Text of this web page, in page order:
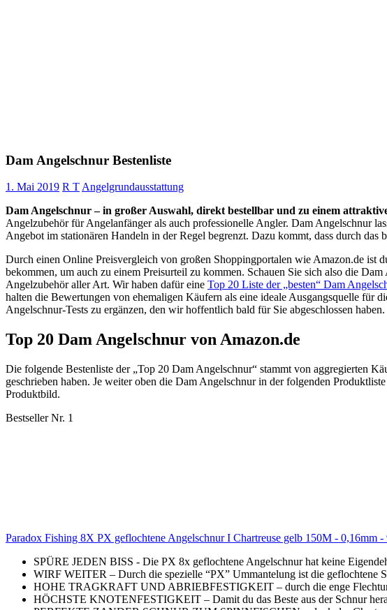
Dam Angelschnur Bestenliste
1. Mai 2019 R TAngelgrundausstattung
Dam Angelschnur – in großer Auswahl, direkt bestellbar und zu einem
Angelzubehör für Angelanfänger als auch professionelle Angler. Dam Angelschnur
Angebot im stationären Handeln in der Regel begrenzt. Dazu kommt, dass durch
Durch einen Online Preisvergleich von großen Shoppingportalen wie Amazon.de ist
bekommen, um auch zu einem Preisurteil zu kommen. Schauen Sie sich also die
Angelzubehör aller Art. Wir haben dafür eine Top 20 Liste der „besten“ Dam
halten die Bewertungen von ehemaligen Käufern als eine ideale Ausgangsquelle für
Angelschnur-Tests zu ergänzen, den wir hoffentlich bald für Sie abgeschlossen haben.
Top 20 Dam Angelschnur von Amazon.de
Die folgende Bestenliste der „Top 20 Dam Angelschnur“ stammt von aggregierten
geschrieben haben. Je weiter oben die Dam Angelschnur in der folgenden
Produktbild.
Bestseller Nr. 1
Paradox Fishing 8X PX geflochtene Angelschnur I Chartreuse gelb 150M - 0,16mm
SPÜRE JEDEN BISS - Die PX 8x geflochtene Angelschnur hat keine
WIRF WEITER – Durch die spezielle “PX” Ummantelung ist die geflochtene
HOHE TRAGKRAFT UND ABRIEBFESTIGKEIT – durch die enge
HÖCHSTE KNOTENFESTIGKEIT – Damit du das Beste aus der Schnur